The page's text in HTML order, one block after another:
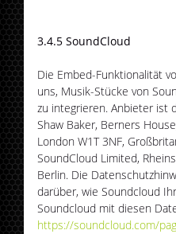
3.4.5 SoundCloud
Die Embed-Funktionalität
uns, Musik-Stücke von
zu integrieren. Anbieter ist
Shaw Baker, Berners
London W1T 3NF,
SoundCloud Limited,
Berlin. Die
darüber, wie Soundcloud
Soundcloud mit diesen
https://soundcloud.com/